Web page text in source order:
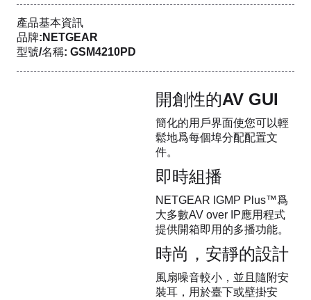
產品基本資訊
品牌:NETGEAR
型號/名稱: GSM4210PD
開創性的AV GUI
簡化的用戶界面使您可以輕
鬆地爲每個埠分配配置文
件。
即時組播
NETGEAR IGMP Plus™爲
大多數AV over IP應用程式
提供開箱即用的多播功能。
時尚，安靜的設計
風扇噪音較小，並且隨附安
裝耳，用於臺下或壁掛安